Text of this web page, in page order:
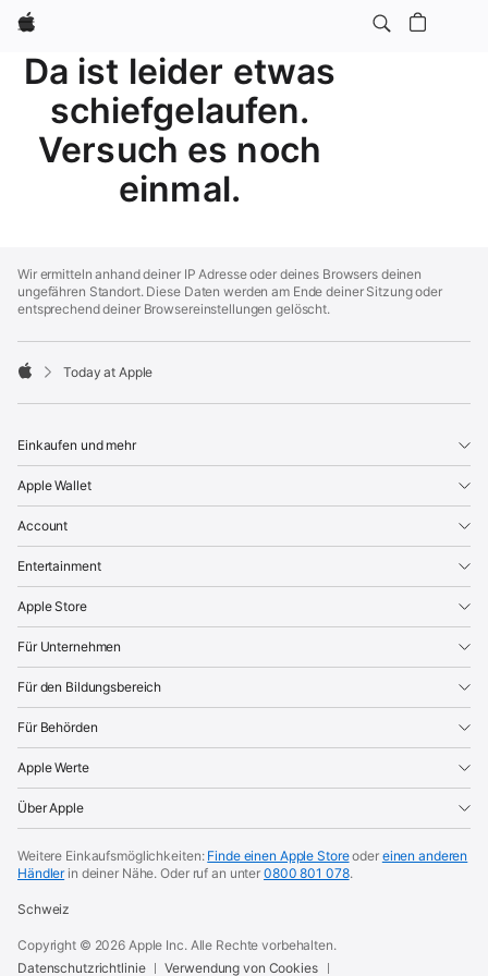
Apple
Da ist leider etwas
schiefgelaufen.
Versuch es noch
einmal.
Footer
Wir ermitteln anhand deiner IP Adresse oder deines Browsers deinen
ungefähren Standort. Diese Daten werden am Ende deiner Sitzung oder
entsprechend deiner Browsereinstellungen gelöscht.
Today at Apple
Einkaufen und mehr
Apple Wallet
Account
Entertainment
Apple Store
Für Unternehmen
Für den Bildungsbereich
Für Behörden
Apple Werte
Über Apple
Weitere Einkaufsmöglichkeiten: Finde einen Apple Storeoder einen anderen
Händlerin deiner Nähe.Oder ruf an unter 0800 801 078.
Schweiz
Copyright © 2026 Apple Inc. Alle Rechte vorbehalten.
Datenschutzrichtlinie
Verwendung von Cookies